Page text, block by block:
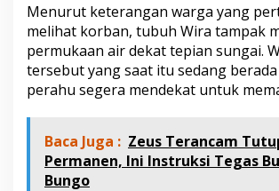
S
u
n
g
a
i
t
a
n
Menurut keterangan warga yang
melihat korban, tubuh Wira tampak
permukaan air dekat tepian sungai.
tersebut yang saat itu sedang
perahu segera mendekat untuk
Baca Juga : Zeus Terancam
Permanen, Ini Instruksi Tegas
Bungo